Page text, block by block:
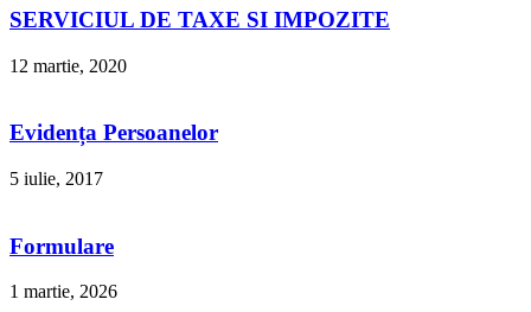
SERVICIUL DE TAXE SI IMPOZITE
12 martie, 2020
Evidența Persoanelor
5 iulie, 2017
Formulare
1 martie, 2026